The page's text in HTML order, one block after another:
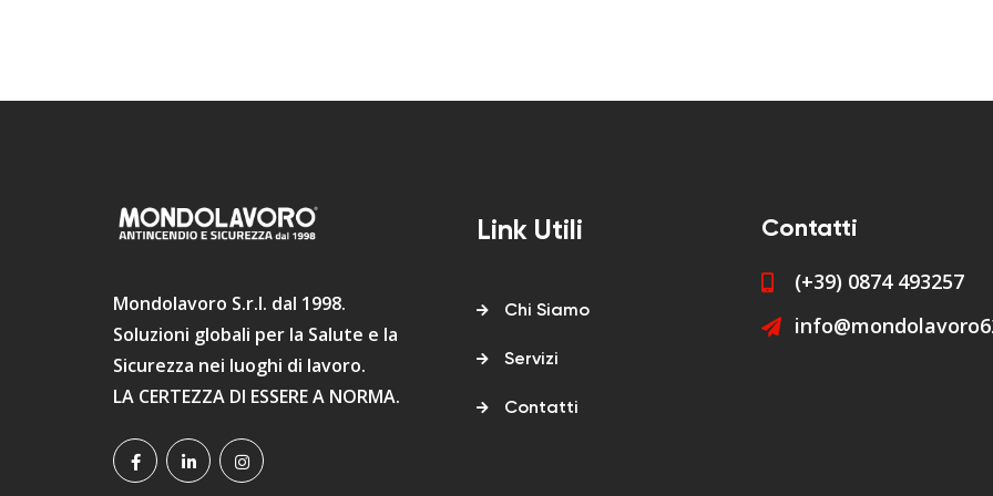
Mondolavoro S.r.l. dal 1998.
Soluzioni globali per la Salute e la
Sicurezza nei luoghi di lavoro.
LA CERTEZZA DI ESSERE A NORMA.
Link Utili
Chi Siamo
Servizi
Contatti
Contatti
(+39) 0874 493257